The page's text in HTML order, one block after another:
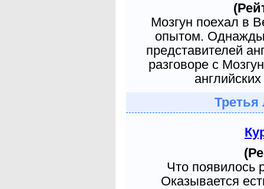
Мозгун поехал в
опытом. Однажды
представителей
разговоре с
Третья
Что появилось
Оказывается